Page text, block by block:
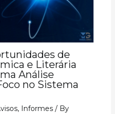
de
e Literária
Análise
no Sistema
, Informes/ By